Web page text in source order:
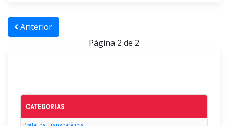
Anterior
Página 2 de 2
CATEGORIAS